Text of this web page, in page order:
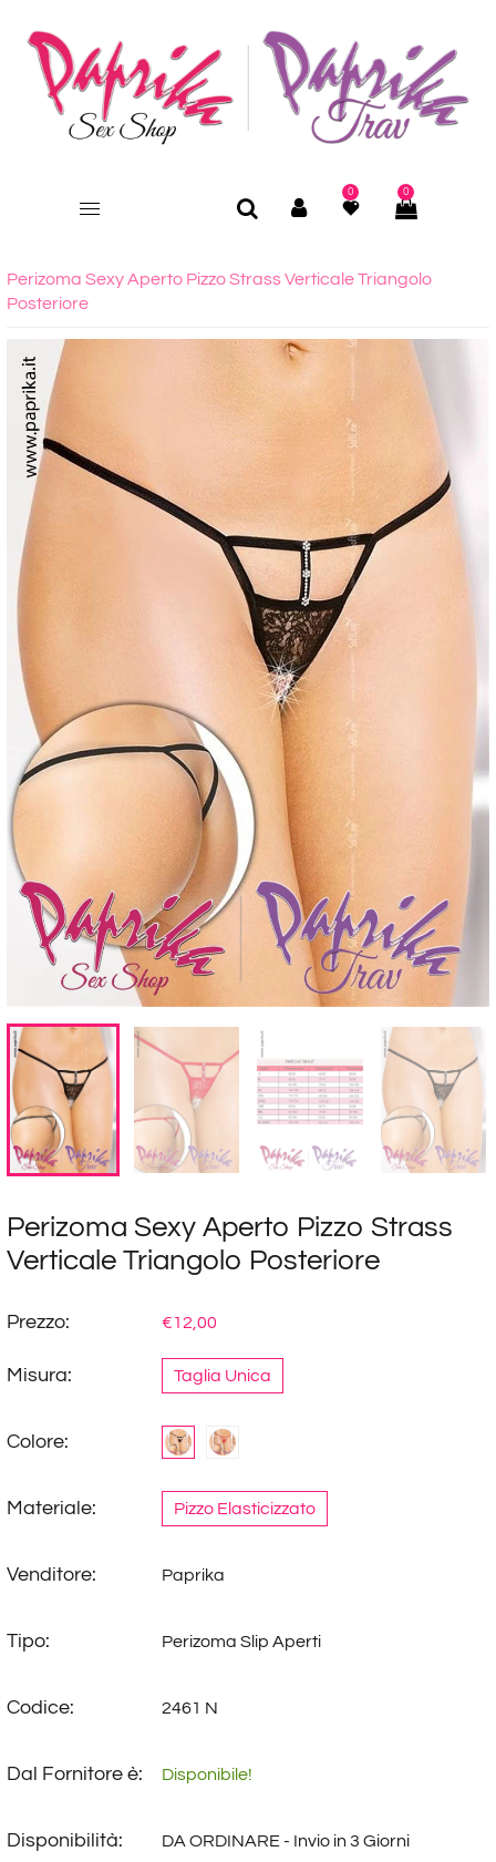
0 0
Perizoma Sexy Aperto Pizzo Strass Verticale Triangolo
Posteriore
Perizoma Sexy Aperto Pizzo Strass
Verticale Triangolo Posteriore
Prezzo: €12,00
Misura: Taglia Unica
Colore:
Materiale: Pizzo Elasticizzato
Venditore: Paprika
Tipo: Perizoma Slip Aperti
Codice: 2461 N
Dal Fornitore è: Disponibile!
Disponibilità: DA ORDINARE - Invio in 3 Giorni